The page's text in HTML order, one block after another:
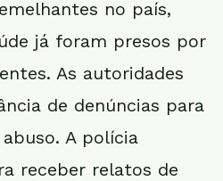
no país,
já foram presos por
As autoridades
de denúncias para
A polícia
receber relatos de